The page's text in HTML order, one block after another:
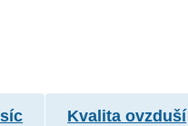
Kvalita ovzduší